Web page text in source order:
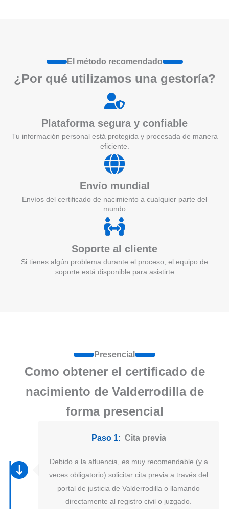
El método recomendado
¿Por qué utilizamos una gestoría?
Plataforma segura y confiable
Tu información personal está protegida y procesada de manera
eficiente.
Envío mundial
Envíos del certificado de nacimiento a cualquier parte del
mundo
Soporte al cliente
Si tienes algún problema durante el proceso, el equipo de
soporte está disponible para asistirte
Presencial
Como obtener el certificado de
nacimiento de Valderrodilla de
forma presencial
Paso 1: Cita previa
Debido a la afluencia, es muy recomendable (y a
veces obligatorio) solicitar cita previa a través del
portal de justicia de Valderrodilla o llamando
directamente al registro civil o juzgado.